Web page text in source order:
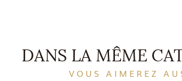
DANS LA MÊME
VOUS AIMEREZ